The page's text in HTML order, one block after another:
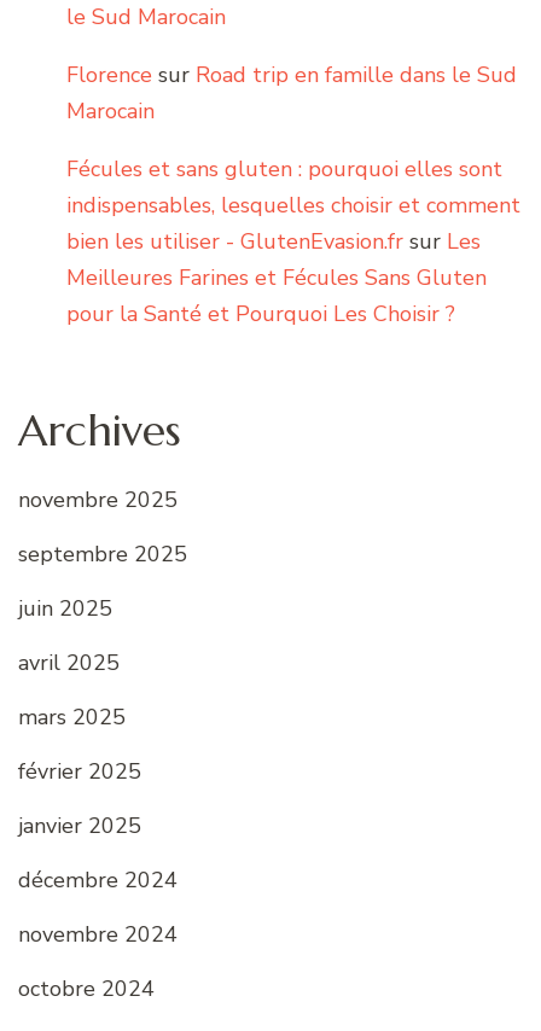
le Sud Marocain
Florence sur Road trip en famille dans le Sud
Marocain
Fécules et sans gluten : pourquoi elles sont
indispensables, lesquelles choisir et comment
bien les utiliser - GlutenEvasion.fr sur Les
Meilleures Farines et Fécules Sans Gluten
pour la Santé et Pourquoi Les Choisir ?
Archives
novembre 2025
septembre 2025
juin 2025
avril 2025
mars 2025
février 2025
janvier 2025
décembre 2024
novembre 2024
octobre 2024